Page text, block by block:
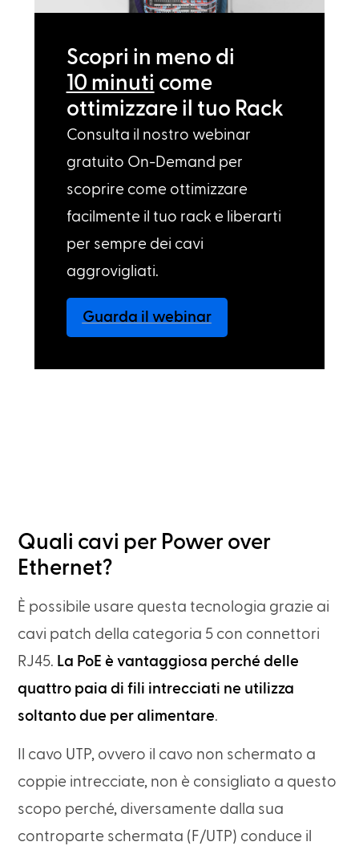
Scopri in meno di
10 minuti come
ottimizzare il tuo Rack
Consulta il nostro webinar
gratuito On-Demand per
scoprire come ottimizzare
facilmente il tuo rack e liberarti
per sempre dei cavi
aggrovigliati.
Guarda il webinar
Quali cavi per Power over
Ethernet?
È possibile usare questa tecnologia grazie ai
cavi patch della categoria 5 con connettori
RJ45. La PoE è vantaggiosa perché delle
quattro paia di fili intrecciati ne utilizza
soltanto due per alimentare.
Il cavo UTP, ovvero il cavo non schermato a
coppie intrecciate, non è consigliato a questo
scopo perché, diversamente dalla sua
controparte schermata (F/UTP) conduce il